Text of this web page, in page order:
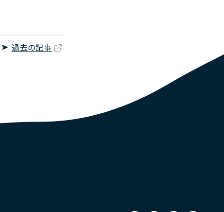
過去の記事